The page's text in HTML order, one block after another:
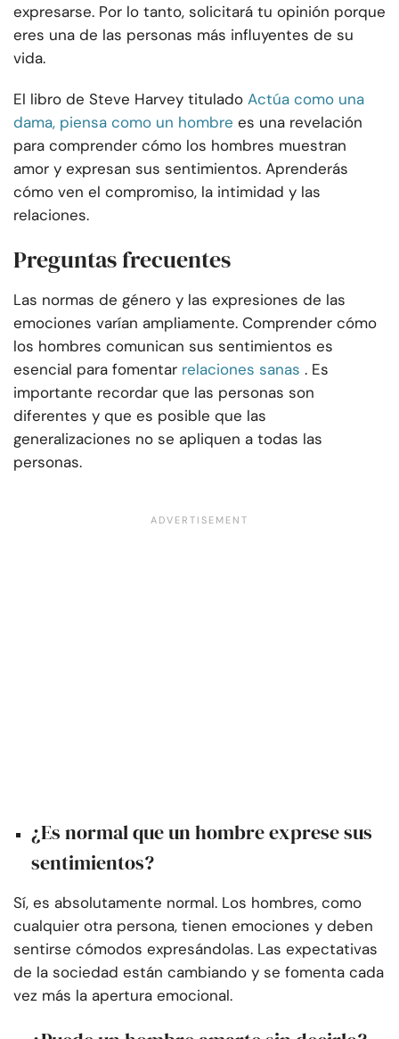
expresarse. Por lo tanto, solicitará tu opinión porque
eres una de las personas más influyentes de su
vida.
El libro de Steve Harvey titulado Actúa como una
dama, piensa como un hombre es una revelación
para comprender cómo los hombres muestran
amor y expresan sus sentimientos. Aprenderás
cómo ven el compromiso, la intimidad y las
relaciones.
Preguntas frecuentes
Las normas de género y las expresiones de las
emociones varían ampliamente. Comprender cómo
los hombres comunican sus sentimientos es
esencial para fomentar relaciones sanas . Es
importante recordar que las personas son
diferentes y que es posible que las
generalizaciones no se apliquen a todas las
personas.
¿Es normal que un hombre exprese sus
sentimientos?
Sí, es absolutamente normal. Los hombres, como
cualquier otra persona, tienen emociones y deben
sentirse cómodos expresándolas. Las expectativas
de la sociedad están cambiando y se fomenta cada
vez más la apertura emocional.